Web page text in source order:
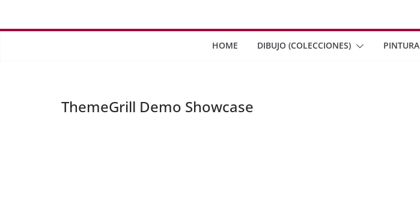
HOME DIBUJO (COLECCIONES) PINTURA
ThemeGrill Demo Showcase